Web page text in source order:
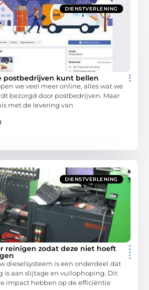
DIENSTVERLENING
postbedrijven kunt bellen
we veel meer online, alles wat we
bezorgd door postbedrijven. Maar
met de levering van
DIENSTVERLENING
reinigen zodat deze niet hoeft
dieselsysteem is een onderdeel dat
is aan slijtage en vuilophoping. Dit
impact hebben op de efficiëntie